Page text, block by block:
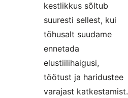
kestlikkus sõltub
suuresti sellest, kui
tõhusalt suudame
ennetada
elustiilihaigusi,
töötust ja haridustee
varajast katkestamist.